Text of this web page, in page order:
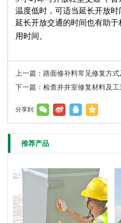
温度低时，可适当延长开放
延长开放交通的时间也有助
用时间。
上一篇：路面修补料常见修复方
下一篇：检查井井室修复材料及工
分享到:
推荐产品